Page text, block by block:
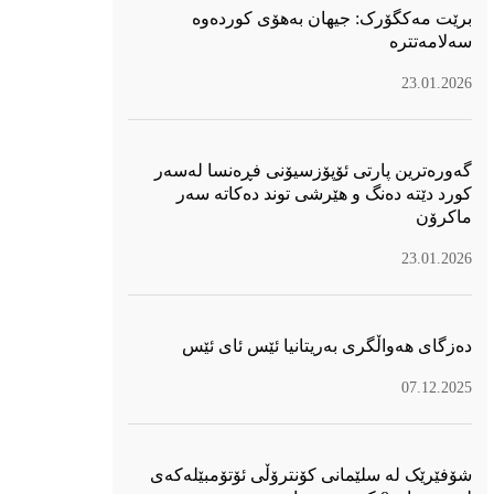
برێت مەکگۆرک: جیهان بەهۆی کوردەوە
سەلامەتترە
23.01.2026
گەورەترین پارتی ئۆپۆزسیۆنی فڕەنسا لەسەر
كورد دێتە دەنگ و هێرشی توند دەكاتە سەر
ماكرۆن
23.01.2026
دەزگای هەواڵگری بەریتانیا ئێس ئای ئێس
07.12.2025
شۆفێرێک لە سلێمانی کۆنترۆڵی ئۆتۆمبێلەکەی